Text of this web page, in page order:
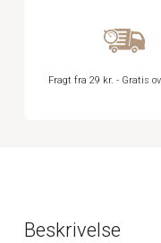
Fragt fra 29 kr. - Gratis
Beskrivelse